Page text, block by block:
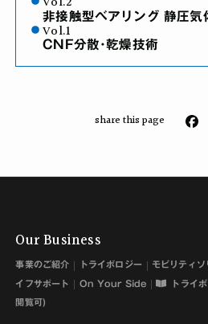
非接触型ベアリング 静圧気
Vol.1
CNF分散･乾燥技術
share this page
Our Business
事業のご紹介 トライボロジー モビリティ
イフサポート On Your Side トライ
閲覧可)